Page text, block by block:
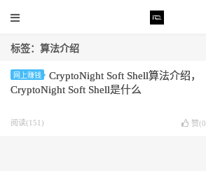
标签：算法介绍
网上赚钱
CryptoNight Soft Shell算法介绍，
CryptoNight Soft Shell是什么
阅读(151) 赞(0